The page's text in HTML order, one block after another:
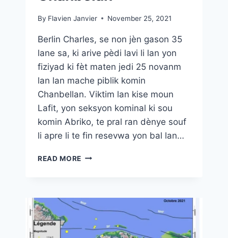
By Flavien Janvier November 25, 2021
Berlin Charles, se non jèn gason 35
lane sa, ki arive pèdi lavi li lan yon
fiziyad ki fèt maten jedi 25 novanm
lan lan mache piblik komin
Chanbellan. Viktim lan kise moun
Lafit, yon seksyon kominal ki sou
komin Abriko, te pral ran dènye souf
li apre li te fin resevwa yon bal lan…
READ MORE